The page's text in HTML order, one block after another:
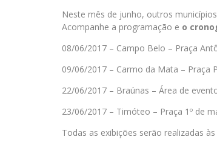
Neste mês de junho, outros
Acompanhe a programação e o
08/06/2017 – Campo Belo – Praça
09/06/2017 – Carmo da Mata – Praça
22/06/2017 – Braúnas – Área de
23/06/2017 – Timóteo – Praça 1º de
Todas as exibições serão realizadas às